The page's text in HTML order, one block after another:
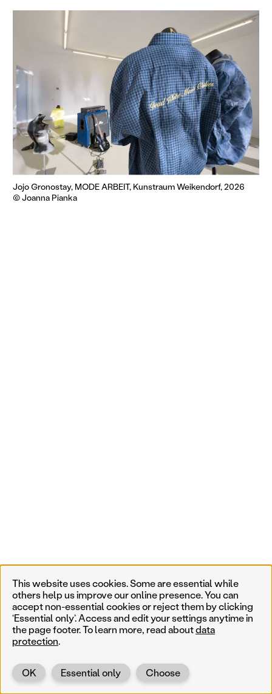
Jojo Gronostay, MODE ARBEIT, Kunstraum Weikendorf, 2026
© Joanna Pianka
This website uses cookies. Some are essential while
others help us improve our online presence. You can
accept non-essential cookies or reject them by clicking
‘Essential only’. Access and edit your settings anytime in
the page footer. To learn more, read aboutdata
protection.
Choose
Essential only
OK